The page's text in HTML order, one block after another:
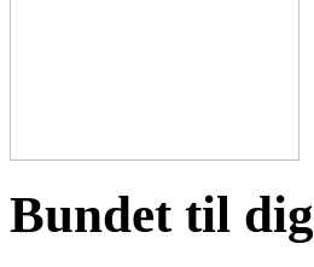
Bundet til dig